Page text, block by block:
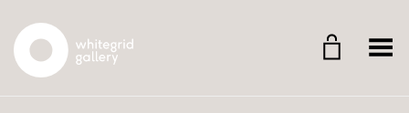
Whitegrid Logo Menü umschalten